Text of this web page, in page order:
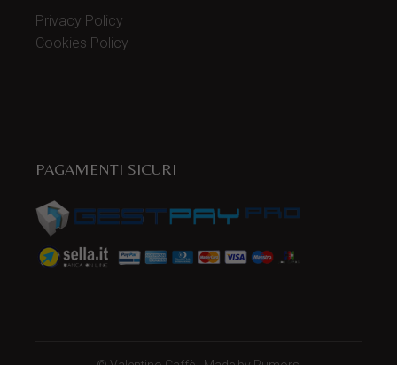
Privacy Policy
Cookies Policy
PAGAMENTI SICURI